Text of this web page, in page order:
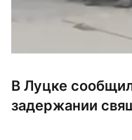
В Луцке
задержании